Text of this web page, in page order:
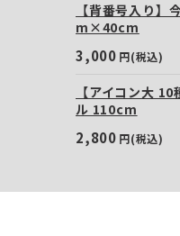
【背番号入り】
m×40cm
3,000 円(税込)
【アイコン大
ル 110cm
2,800 円(税込)